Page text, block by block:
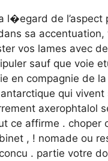
l�egard de l’aspect
sa accentuation,
vos lames avec
sauf que voie
en compagnie de
qui vivent
axerophtalol
ce affirme . choper
, ! nomade ou
. partie votre